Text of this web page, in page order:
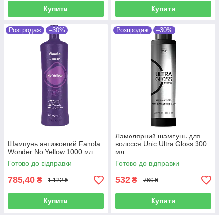
Купити Купити
Розпродаж –30%
Шампунь антижовтий Fanola
Wonder No Yellow 1000 мл
Готово до відправки
785,40 ₴ 1 122 ₴
Купити
Розпродаж –30%
Ламелярний шампунь для
волосся Unic Ultra Gloss 300
мл
Готово до відправки
532 ₴ 760 ₴
Купити